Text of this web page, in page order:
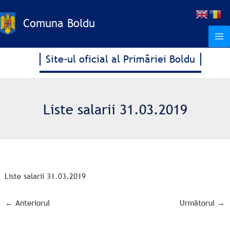
la
conținutComuna Boldu
Site-ul oficial al Primăriei Boldu
Liste salarii 31.03.2019
Liste salarii 31.03.2019
← Anteriorul Următorul →